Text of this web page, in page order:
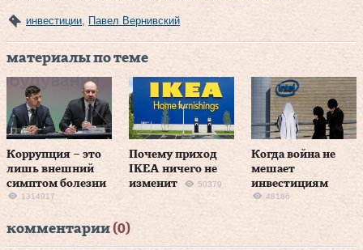
инвестиции Павел Вернивский
материалы по теме
Коррупция – это
лишь внешний
симптом болезни
1314917
Почему приход
IKEA ничего не
изменит
50379
Когда война не
мешает
инвестициям
48186
комментарии (0)